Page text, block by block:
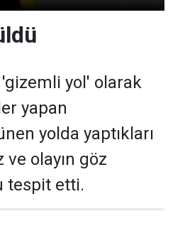
yol' olarak
yapan
yolda yaptıkları
olayın göz
tespit etti.